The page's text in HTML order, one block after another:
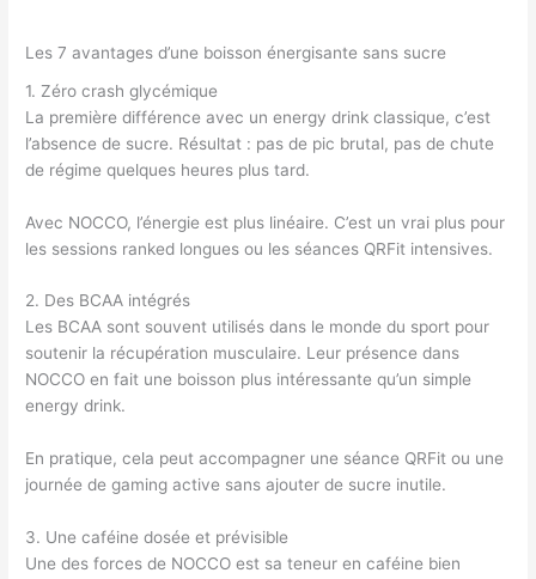
Les 7 avantages d’une boisson énergisante sans sucre
1. Zéro crash glycémique
La première différence avec un energy drink classique, c’est
l’absence de sucre. Résultat : pas de pic brutal, pas de chute
de régime quelques heures plus tard.
Avec NOCCO, l’énergie est plus linéaire. C’est un vrai plus pour
les sessions ranked longues ou les séances QRFit intensives.
2. Des BCAA intégrés
Les BCAA sont souvent utilisés dans le monde du sport pour
soutenir la récupération musculaire. Leur présence dans
NOCCO en fait une boisson plus intéressante qu’un simple
energy drink.
En pratique, cela peut accompagner une séance QRFit ou une
journée de gaming active sans ajouter de sucre inutile.
3. Une caféine dosée et prévisible
Une des forces de NOCCO est sa teneur en caféine bien